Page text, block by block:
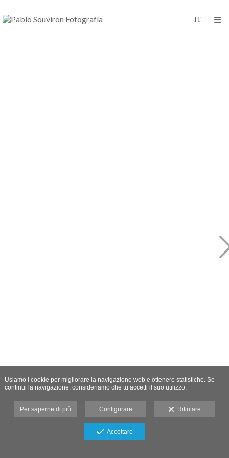
Usiamo i cookie per migliorare la navigazione web e ottenere statistiche. Se
continui la navigazione, consideriamo che tu accetti il suo utilizzo.
Per saperne di più Configurare Rifiutare
Accettare